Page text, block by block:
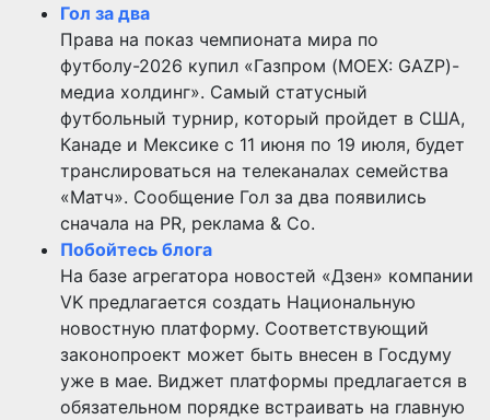
Гол за два
Права на показ чемпионата мира по
футболу-2026 купил «Газпром (MOEX: GAZP)-
медиа холдинг». Самый статусный
футбольный турнир, который пройдет в США,
Канаде и Мексике с 11 июня по 19 июля, будет
транслироваться на телеканалах семейства
«Матч». Сообщение Гол за два появились
сначала на PR, реклама & Co.
Побойтесь блога
На базе агрегатора новостей «Дзен» компании
VK предлагается создать Национальную
новостную платформу. Соответствующий
законопроект может быть внесен в Госдуму
уже в мае. Виджет платформы предлагается в
обязательном порядке встраивать на главную